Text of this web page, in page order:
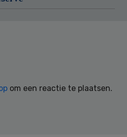
om een reactie te plaatsen.